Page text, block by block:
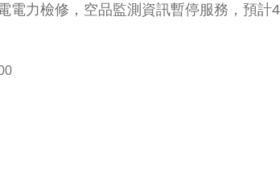
電力檢修，空品監測資訊暫停服務，預計